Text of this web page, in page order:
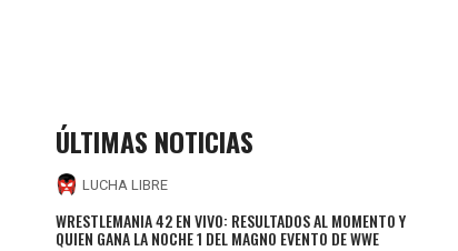
ÚLTIMAS NOTICIAS
LUCHA LIBRE
WRESTLEMANIA 42 EN VIVO: RESULTADOS AL MOMENTO Y
QUIEN GANA LA NOCHE 1 DEL MAGNO EVENTO DE WWE